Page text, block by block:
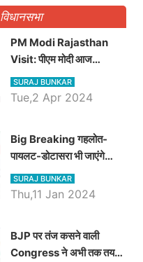
विधानसभा
PM Modi Rajasthan
Visit: पीएम मोदी आज
राजस्थान में कोटपूतली में करेंगे
विशाल रैली, एक सभा से 8 सीटों
SURAJ BUNKAR
Tue,2 Apr 2024
Big Breaking गहलोत-
पायलट-डोटासरा भी जाएंगे
अयोध्या, करेंगे रामलला के दर्शन
SURAJ BUNKAR
Thu,11 Jan 2024
BJP पर तंज कसने वाली
Congress ने अभी तक तय